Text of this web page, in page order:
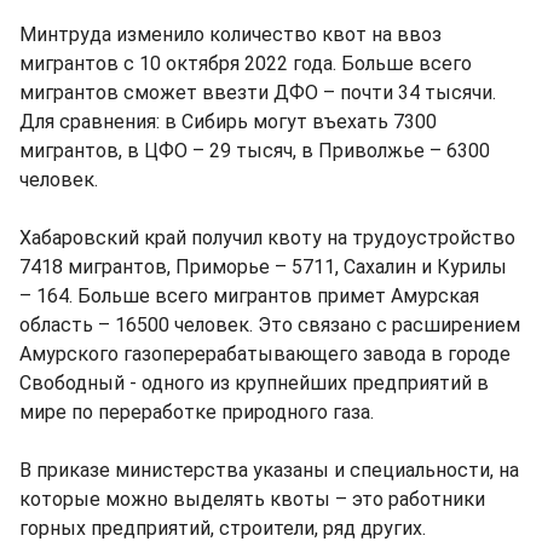
Минтруда изменило количество квот на ввоз
мигрантов с 10 октября 2022 года. Больше всего
мигрантов сможет ввезти ДФО – почти 34 тысячи.
Для сравнения: в Сибирь могут въехать 7300
мигрантов, в ЦФО – 29 тысяч, в Приволжье – 6300
человек.
Хабаровский край получил квоту на трудоустройство
7418 мигрантов, Приморье – 5711, Сахалин и Курилы
– 164. Больше всего мигрантов примет Амурская
область – 16500 человек. Это связано с расширением
Амурского газоперерабатывающего завода в городе
Свободный - одного из крупнейших предприятий в
мире по переработке природного газа.
В приказе министерства указаны и специальности, на
которые можно выделять квоты – это работники
горных предприятий, строители, ряд других.